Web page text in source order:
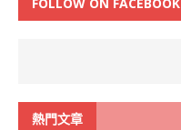
熱門文章